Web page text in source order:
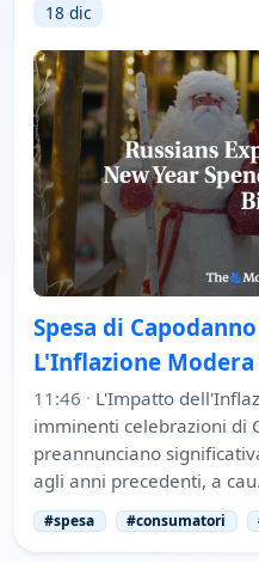
18 dic
Spesa di
L'Inflazione
11:46 · L'Impatto
imminenti celebrazioni di
preannunciano
agli anni precedenti, a
#spesa #consumatori